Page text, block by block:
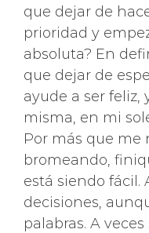
que dejar de
prioridad y
absoluta? En
que dejar de
ayude a ser feliz,
misma, en mi
Por más que me
bromeando,
está siendo fácil.
decisiones,
palabras. A